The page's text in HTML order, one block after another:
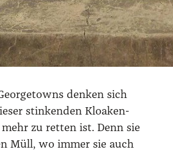
den­ken sich
stin­ken­den Kloa­ken­
zu ret­ten ist. Denn sie
Müll, wo immer sie auch